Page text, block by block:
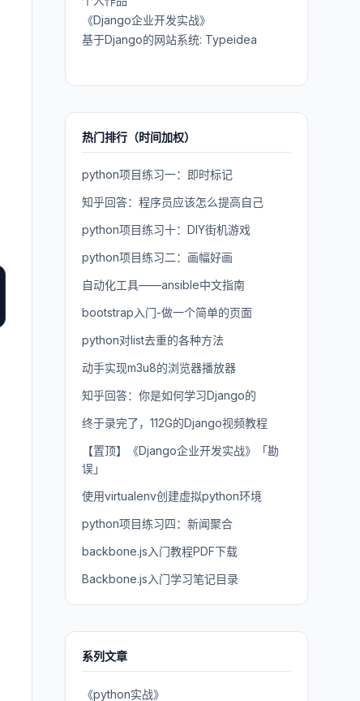
《Django企业开发实战》
基于Django的网站系统: Typeidea
热门排行（时间加权）
python项目练习一：即时标记
知乎回答：程序员应该怎么提高自己
python项目练习十：DIY街机游戏
python项目练习二：画幅好画
自动化工具——ansible中文指南
bootstrap入门-做一个简单的页面
python对list去重的各种方法
动手实现m3u8的浏览器播放器
知乎回答：你是如何学习Django的
终于录完了，112G的Django视频教程
【置顶】《Django企业开发实战》「勘
误」
使用virtualenv创建虚拟python环境
python项目练习四：新闻聚合
backbone.js入门教程PDF下载
Backbone.js入门学习笔记目录
系列文章
《python实战》